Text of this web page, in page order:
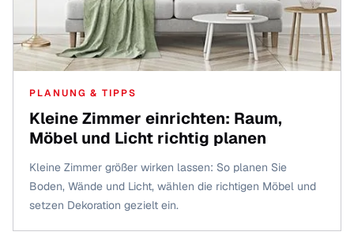
PLANUNG & TIPPS
Kleine Zimmer einrichten: Raum,
Möbel und Licht richtig planen
Kleine Zimmer größer wirken lassen: So planen Sie
Boden, Wände und Licht, wählen die richtigen Möbel und
setzen Dekoration gezielt ein.